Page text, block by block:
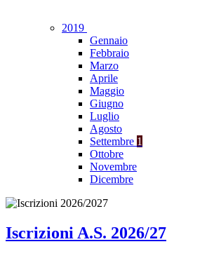
2019
Gennaio
Febbraio
Marzo
Aprile
Maggio
Giugno
Luglio
Agosto
Settembre 1
Ottobre
Novembre
Dicembre
Iscrizioni A.S. 2026/27